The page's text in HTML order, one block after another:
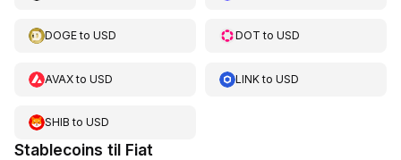
DOGEto USD DOT toUSD
AVAXto USD LINKtoUSD
SHIB to USD
Stablecoins til Fiat